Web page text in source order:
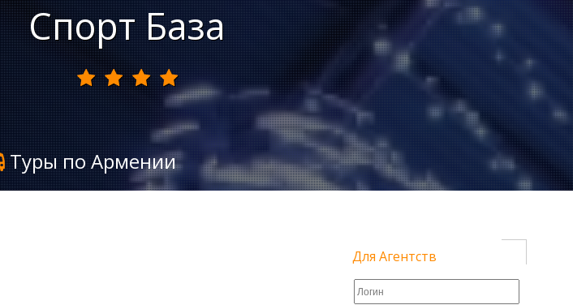
Спорт База
Туры по Армении
Для Агентств